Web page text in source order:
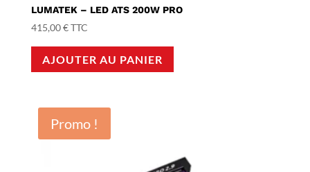
LUMATEK – LED ATS 200W PRO
415,00€TTC
AJOUTER AU PANIER
Promo !